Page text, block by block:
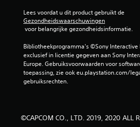
Lees voordat u dit product gebruikt de
Gezondheidswaarschuwingen
voor belangrijke gezondheidsinformatie.
Bibliotheekprogramma's ©Sony Interactive
exclusief in licentie gegeven aan Sony
Europe. Gebruiksvoorwaarden voor
toepassing, zie ook eu.playstation.com/
gebruiksrechten.
©CAPCOM CO., LTD. 2019, 2020 ALL